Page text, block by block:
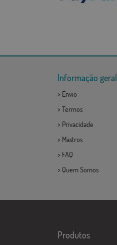
Informação geral
> Envio
> Termos
> Privacidade
> Mastros
> FAQ
> Quem Somos
Produtos